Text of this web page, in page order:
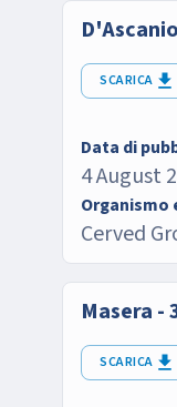
SCARICA
Data di
4 August
Cerved
Masera -
SCARICA